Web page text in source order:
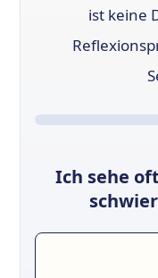
ist keine
Ich sehe